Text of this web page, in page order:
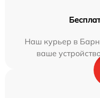
Наш курьер в
ваше